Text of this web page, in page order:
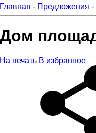
Главная - Предложения -
Дом
На печать В избранное